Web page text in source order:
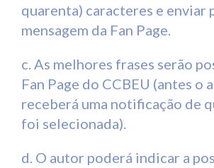
quarenta) caracteres e enviar
mensagem da Fan Page.
c. As melhores frases serão
Fan Page do CCBEU (antes o
receberá uma notificação de
foi selecionada).
d. O autor poderá indicar a